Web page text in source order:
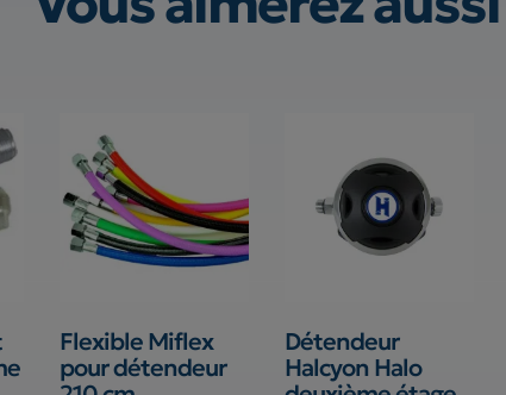
Flexible Miflex
pour détendeur
Détendeur
Halcyon Halo